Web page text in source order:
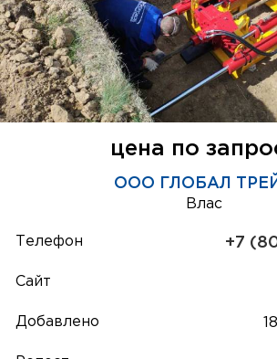
цена по
ООО ГЛОБАЛ
Влас
Телефон +7
Сайт
Добавлено